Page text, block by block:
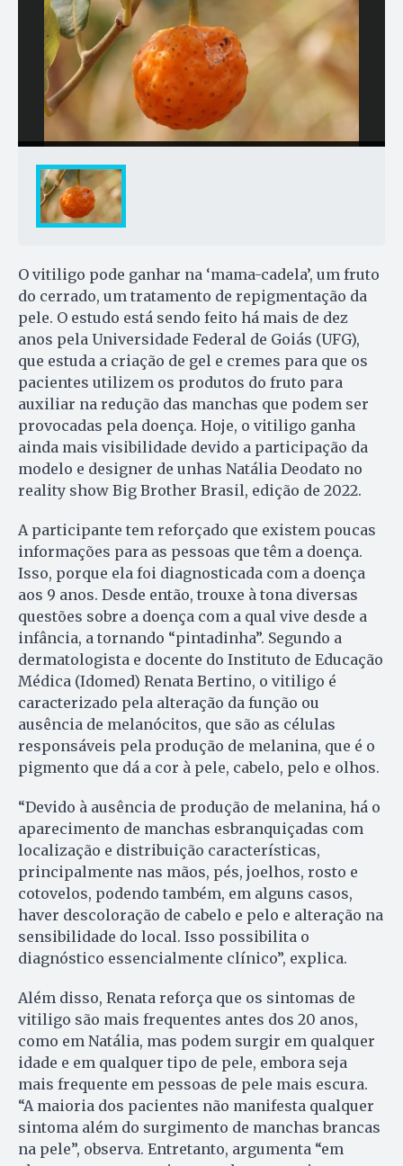
O vitiligo pode ganhar na ‘mama-cadela’, um fruto
do cerrado, um tratamento de repigmentação da
pele. O estudo está sendo feito há mais de dez
anos pela Universidade Federal de Goiás (UFG),
que estuda a criação de gel e cremes para que os
pacientes utilizem os produtos do fruto para
auxiliar na redução das manchas que podem ser
provocadas pela doença. Hoje, o vitiligo ganha
ainda mais visibilidade devido a participação da
modelo e designer de unhas Natália Deodato no
reality show Big Brother Brasil, edição de 2022.
A participante tem reforçado que existem poucas
informações para as pessoas que têm a doença.
Isso, porque ela foi diagnosticada com a doença
aos 9 anos. Desde então, trouxe à tona diversas
questões sobre a doença com a qual vive desde a
infância, a tornando “pintadinha”. Segundo a
dermatologista e docente do Instituto de Educação
Médica (Idomed) Renata Bertino, o vitiligo é
caracterizado pela alteração da função ou
ausência de melanócitos, que são as células
responsáveis pela produção de melanina, que é o
pigmento que dá a cor à pele, cabelo, pelo e olhos.
“Devido à ausência de produção de melanina, há o
aparecimento de manchas esbranquiçadas com
localização e distribuição características,
principalmente nas mãos, pés, joelhos, rosto e
cotovelos, podendo também, em alguns casos,
haver descoloração de cabelo e pelo e alteração na
sensibilidade do local. Isso possibilita o
diagnóstico essencialmente clínico”, explica.
Além disso, Renata reforça que os sintomas de
vitiligo são mais frequentes antes dos 20 anos,
como em Natália, mas podem surgir em qualquer
idade e em qualquer tipo de pele, embora seja
mais frequente em pessoas de pele mais escura.
“A maioria dos pacientes não manifesta qualquer
sintoma além do surgimento de manchas brancas
na pele”, observa. Entretanto, argumenta “em